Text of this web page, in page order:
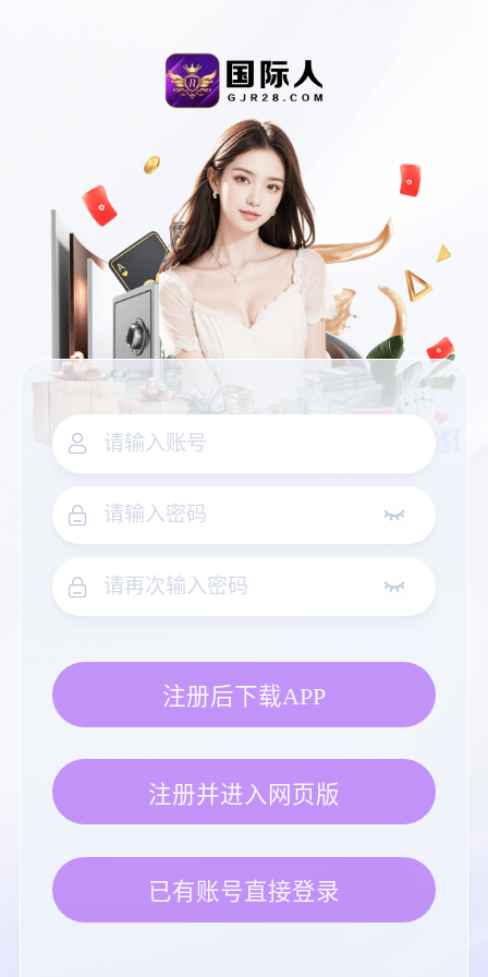
注册后下载APP
注册并进入网页版
已有账号直接登录